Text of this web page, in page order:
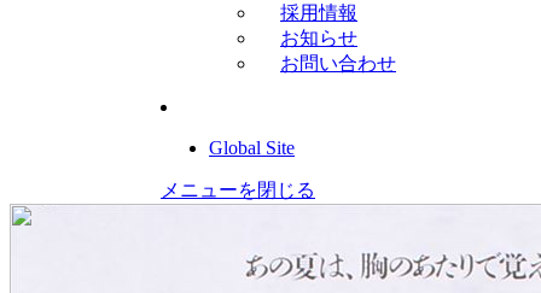
採用情報
お知らせ
お問い合わせ
Global Site
メニューを閉じる